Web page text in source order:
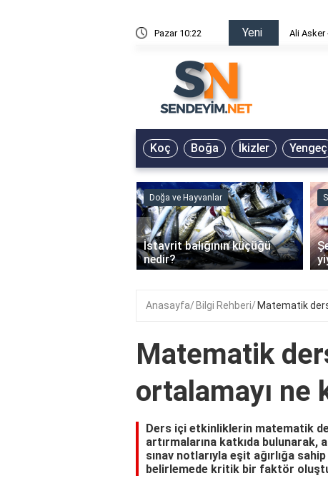
Pazar 10:22 Yeni Ali Asker
Koç Boğa İkizler Yengeç
Doğa ve Hayvanlar
İstavrit balığının küçüğü
nedir?
‹
Anasayfa Bilgi Rehberi Matematik
Matematik
ortalamayı ne
Ders içi etkinliklerin matematik
artırmalarına katkıda bulunarak,
sınav notlarıyla eşit ağırlığa
belirlemede kritik bir faktör